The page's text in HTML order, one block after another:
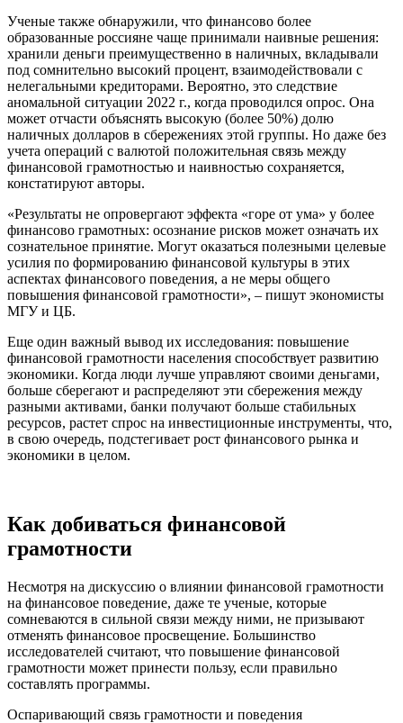
Ученые также обнаружили, что финансово более
образованные россияне чаще принимали наивные решения:
хранили деньги преимущественно в наличных, вкладывали
под сомнительно высокий процент, взаимодействовали с
нелегальными кредиторами. Вероятно, это следствие
аномальной ситуации 2022 г., когда проводился опрос. Она
может отчасти объяснять высокую (более 50%) долю
наличных долларов в сбережениях этой группы. Но даже без
учета операций с валютой положительная связь между
финансовой грамотностью и наивностью сохраняется,
констатируют авторы.
«Результаты не опровергают эффекта «горе от ума» у более
финансово грамотных: осознание рисков может означать их
сознательное принятие. Могут оказаться полезными целевые
усилия по формированию финансовой культуры в этих
аспектах финансового поведения, а не меры общего
повышения финансовой грамотности», – пишут экономисты
МГУ и ЦБ.
Еще один важный вывод их исследования: повышение
финансовой грамотности населения способствует развитию
экономики. Когда люди лучше управляют своими деньгами,
больше сберегают и распределяют эти сбережения между
разными активами, банки получают больше стабильных
ресурсов, растет спрос на инвестиционные инструменты, что,
в свою очередь, подстегивает рост финансового рынка и
экономики в целом.
Как добиваться финансовой
грамотности
Несмотря на дискуссию о влиянии финансовой грамотности
на финансовое поведение, даже те ученые, которые
сомневаются в сильной связи между ними, не призывают
отменять финансовое просвещение. Большинство
исследователей считают, что повышение финансовой
грамотности может принести пользу, если правильно
составлять программы.
Оспаривающий связь грамотности и поведения